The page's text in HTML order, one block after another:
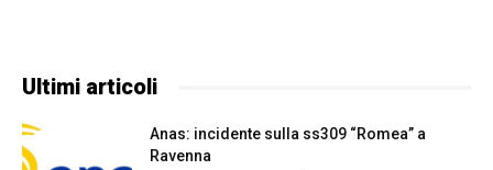
Ultimi articoli
Anas: incidente sulla ss309 “Romea” a
Ravenna